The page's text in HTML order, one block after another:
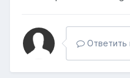
Ответить